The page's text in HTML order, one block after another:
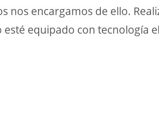
nos encargamos de ello.
equipado con tecnología